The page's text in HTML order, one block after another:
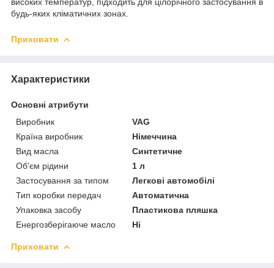
будь-яких кліматичних зонах.
Приховати
Характеристики
Основні атрибути
Виробник
VAG
Країна виробник
Німеччина
Вид масла
Синтетичне
Об'єм рідини
1 л
Застосування за типом
Легкові автомобілі
Тип коробки передач
Автоматична
Упаковка засобу
Пластикова пляшка
Енергозберігаюче масло
Ні
Приховати